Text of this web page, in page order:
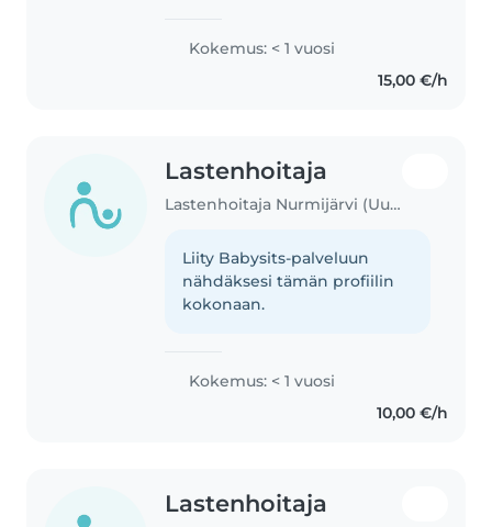
ollut äitini päiväkodissa
auttamassa lasten kanssa. Olen
Kokemus: < 1 vuosi
15,00 €/h
Lastenhoitaja
Lastenhoitaja Nurmijärvi (Uusimaa)
Liity Babysits-palveluun
nähdäksesi tämän profiilin
kokonaan.
Kokemus: < 1 vuosi
10,00 €/h
Lastenhoitaja